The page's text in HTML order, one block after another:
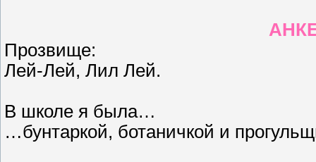
Прозвище:
Лей-Лей, Лил Лей.
В школе я была…
…бунтаркой, ботаничкой и